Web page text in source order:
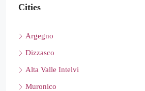
Cities
Argegno
Dizzasco
Alta Valle Intelvi
Muronico